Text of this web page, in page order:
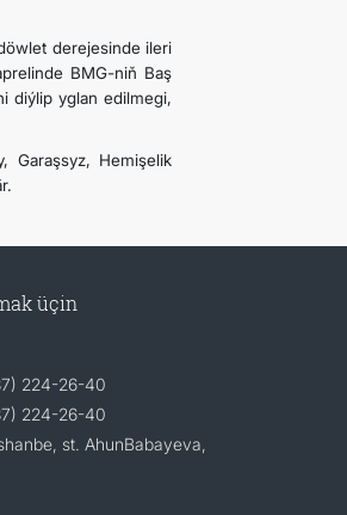
derejesinde ileri
BMG-niň Baş
diýlip yglan edilmegi,
Garaşsyz, Hemişelik
üçin
224-26-40
224-26-40
st. AhunBabayeva,